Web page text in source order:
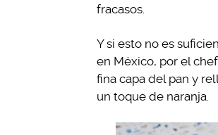
fracasos.
Y si esto no es
en México, por el
fina capa del pan y
un toque de naranja.